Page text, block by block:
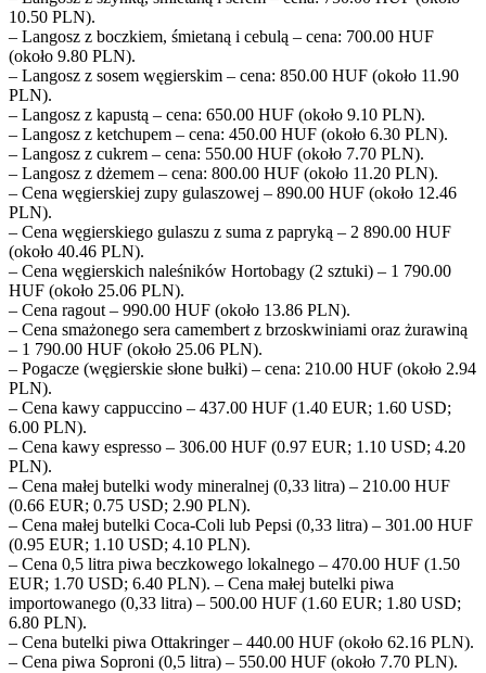
10.50 PLN).
– Langosz z boczkiem, śmietaną i cebulą – cena: 700.00 HUF
(około 9.80 PLN).
– Langosz z sosem węgierskim – cena: 850.00 HUF (około 11.90
PLN).
– Langosz z kapustą – cena: 650.00 HUF (około 9.10 PLN).
– Langosz z ketchupem – cena: 450.00 HUF (około 6.30 PLN).
– Langosz z cukrem – cena: 550.00 HUF (około 7.70 PLN).
– Langosz z dżemem – cena: 800.00 HUF (około 11.20 PLN).
– Cena węgierskiej zupy gulaszowej – 890.00 HUF (około 12.46
PLN).
– Cena węgierskiego gulaszu z suma z papryką – 2 890.00 HUF
(około 40.46 PLN).
– Cena węgierskich naleśników Hortobagy (2 sztuki) – 1 790.00
HUF (około 25.06 PLN).
– Cena ragout – 990.00 HUF (około 13.86 PLN).
– Cena smażonego sera camembert z brzoskwiniami oraz żurawiną
– 1 790.00 HUF (około 25.06 PLN).
– Pogacze (węgierskie słone bułki) – cena: 210.00 HUF (około 2.94
PLN).
– Cena kawy cappuccino – 437.00 HUF (1.40 EUR; 1.60 USD;
6.00 PLN).
– Cena kawy espresso – 306.00 HUF (0.97 EUR; 1.10 USD; 4.20
PLN).
– Cena małej butelki wody mineralnej (0,33 litra) – 210.00 HUF
(0.66 EUR; 0.75 USD; 2.90 PLN).
– Cena małej butelki Coca-Coli lub Pepsi (0,33 litra) – 301.00 HUF
(0.95 EUR; 1.10 USD; 4.10 PLN).
– Cena 0,5 litra piwa beczkowego lokalnego – 470.00 HUF (1.50
EUR; 1.70 USD; 6.40 PLN). – Cena małej butelki piwa
importowanego (0,33 litra) – 500.00 HUF (1.60 EUR; 1.80 USD;
6.80 PLN).
– Cena butelki piwa Ottakringer – 440.00 HUF (około 62.16 PLN).
– Cena piwa Soproni (0,5 litra) – 550.00 HUF (około 7.70 PLN).